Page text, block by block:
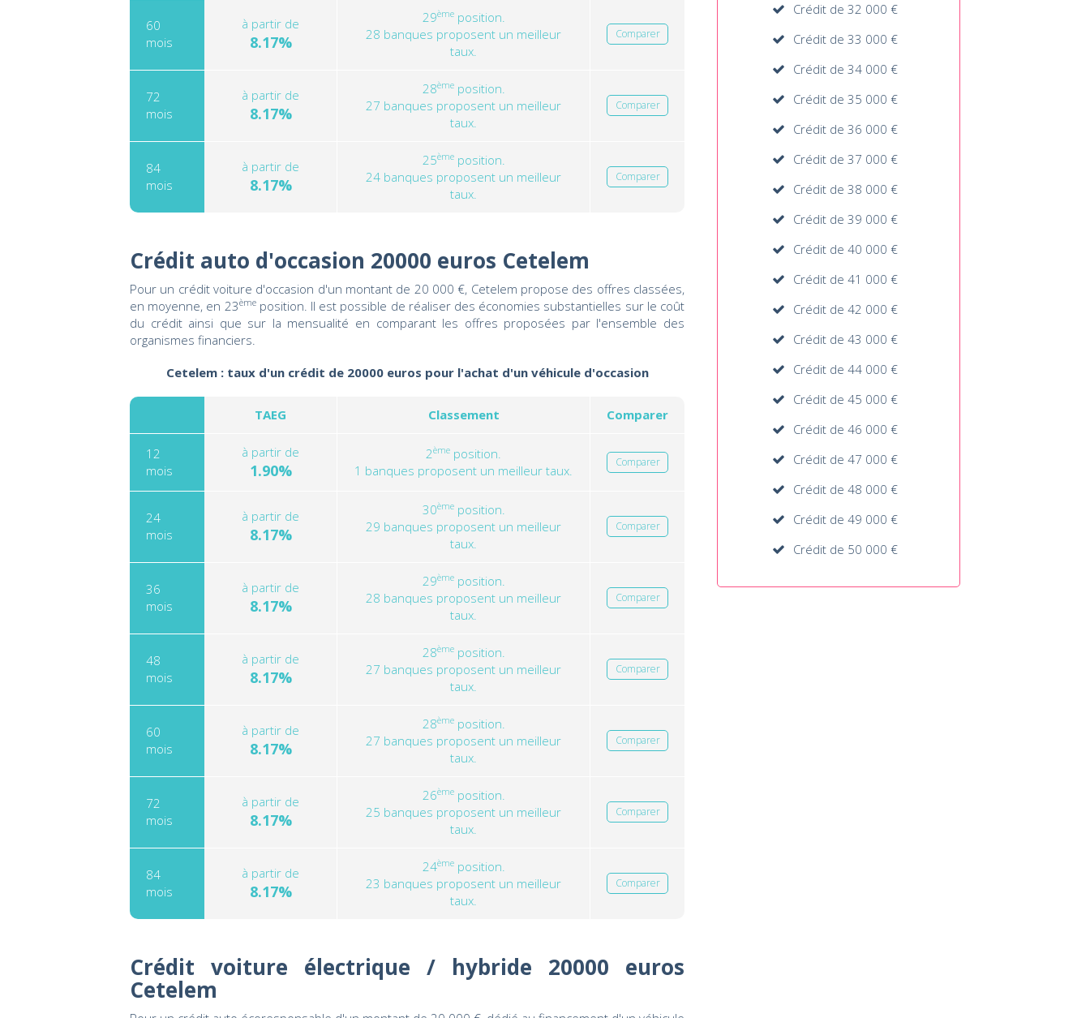
60
mois
à partir de
8.17%
29èmeposition.
28 banques proposent un meilleur
taux.
Comparer
72
mois
à partir de
8.17%
28èmeposition.
27 banques proposent un meilleur
taux.
Comparer
84
mois
à partir de
8.17%
25èmeposition.
24 banques proposent un meilleur
taux.
Comparer
Crédit auto d'occasion 20000 euros Cetelem
Pour un crédit voiture d'occasion d'un montant de 20 000 €, Cetelem propose des offres classées,
en moyenne, en 23èmeposition. Il est possible de réaliser des économies substantielles sur le coût
du crédit ainsi que sur la mensualité en comparant les offres proposées par l'ensemble des
organismes financiers.
Cetelem : taux d'un crédit de 20000 euros pour l'achat d'un véhicule d'occasion
TAEG Classement Comparer
12
mois
à partir de
1.90%
2ème position.
1 banques proposent un meilleur taux.
Comparer
24
mois
à partir de
8.17%
30èmeposition.
29 banques proposent un meilleur
taux.
Comparer
36
mois
à partir de
8.17%
29èmeposition.
28 banques proposent un meilleur
taux.
Comparer
48
mois
à partir de
8.17%
28èmeposition.
27 banques proposent un meilleur
taux.
Comparer
60
mois
à partir de
8.17%
28èmeposition.
27 banques proposent un meilleur
taux.
Comparer
72
mois
à partir de
8.17%
26èmeposition.
25 banques proposent un meilleur
taux.
Comparer
84
mois
à partir de
8.17%
24èmeposition.
23 banques proposent un meilleur
taux.
Comparer
Crédit voiture électrique / hybride 20000 euros
Cetelem
Crédit de 32 000 €
Crédit de 33 000 €
Crédit de 34 000 €
Crédit de 35 000 €
Crédit de 36 000 €
Crédit de 37 000 €
Crédit de 38 000 €
Crédit de 39 000 €
Crédit de 40 000 €
Crédit de 41 000 €
Crédit de 42 000 €
Crédit de 43 000 €
Crédit de 44 000 €
Crédit de 45 000 €
Crédit de 46 000 €
Crédit de 47 000 €
Crédit de 48 000 €
Crédit de 49 000 €
Crédit de 50 000 €